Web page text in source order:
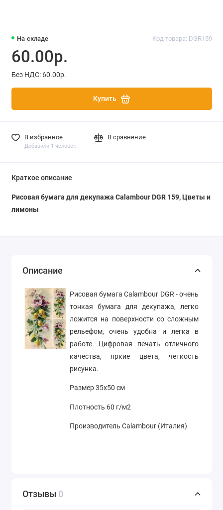
На складе Код товара: DGR159
60.00р.
Без НДС: 60.00р.
Купить
В избранное
Добавили 1 человек
В сравнение
Краткое описание
Рисовая бумага для декупажа Calambour DGR 159, Цветы и
лимоны
Описание
Рисовая бумага Calambour DGR - очень
тонкая бумага для декупажа, легко
ложится на поверхности со сложным
рельефом, очень удобна и легка в
работе. Цифровая печать отличного
качества, яркие цвета, четкость
рисунка.
Размер 35х50 см
Плотность 60 г/м2
Производитель Calambour (Италия)
Отзывы 0